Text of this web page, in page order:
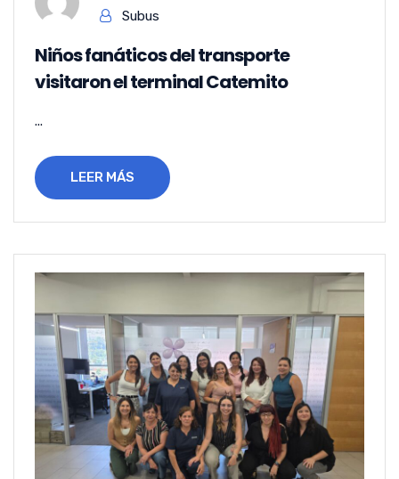
Subus
Niños fanáticos del transporte
visitaron el terminal Catemito
...
LEER MÁS